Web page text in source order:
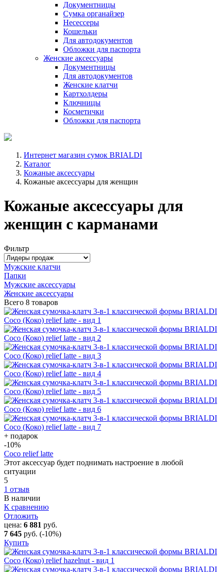
Документницы
Сумка органайзер
Несессеры
Кошельки
Для автодокументов
Обложки для паспорта
Женские аксессуары
Документницы
Для автодокументов
Женские клатчи
Картхолдеры
Ключницы
Косметички
Обложки для паспорта
Интернет магазин сумок BRIALDI
Каталог
Кожаные аксессуары
Кожаные аксессуары для женщин
Кожаные аксессуары для
женщин с карманами
Фильтр
Мужские клатчи
Папки
Мужские аксессуары
Женские аксессуары
Всего 8 товаров
+ подарок
-10%
Coco relief latte
Этот аксессуар будет поднимать настроение в любой
ситуации
5
1 отзыв
В наличии
К сравнению
Отложить
цена: 6 881 руб.
7 645 руб. (-10%)
Купить